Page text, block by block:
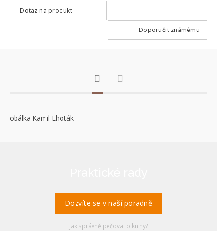
Dotaz na produkt
Doporučit známému
obálka Kamil Lhoták
Dozvíte se v naší poradně
Jak správně pečovat o knihy?